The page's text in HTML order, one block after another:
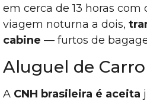
em cerca de 13 horas com
viagem noturna a dois,
cabine — furtos de
Aluguel de Carro
A CNH brasileira é aceita